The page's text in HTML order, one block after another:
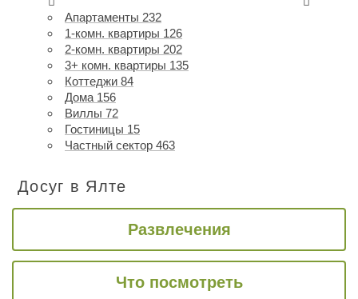
Апартаменты 232
1-комн. квартиры 126
2-комн. квартиры 202
3+ комн. квартиры 135
Коттеджи 84
Дома 156
Виллы 72
Гостиницы 15
Частный сектор 463
Досуг в Ялте
Развлечения
Что посмотреть